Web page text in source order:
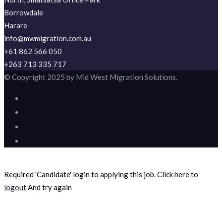
Borrowdale
Harare
info@mwmigration.com.au
+61 862 566 050
+263 713 335 717
© Copyright 2025 by Mid West Migration Solutions.
Required 'Candidate' login to applying this job.Click here to
logoutAnd try again